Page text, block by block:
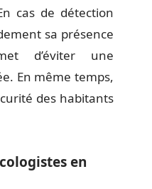
cas de détection
sa présence
d’éviter une
En même temps,
des habitants
en